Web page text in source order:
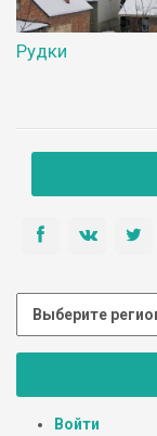
Рудки
Войти